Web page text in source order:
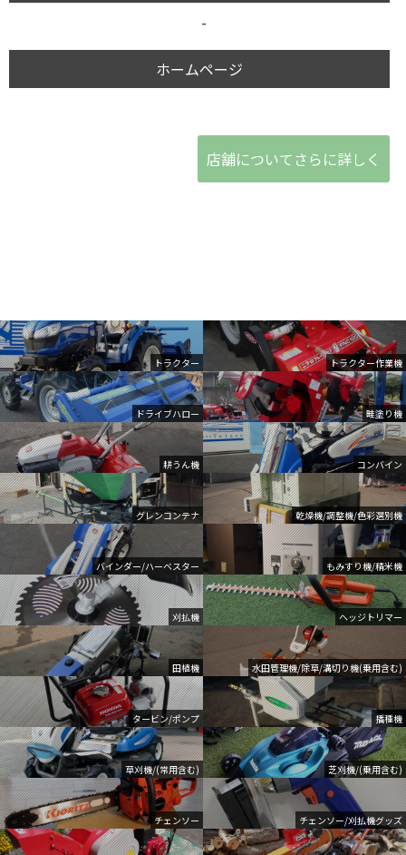
トラクター トラクター作業機
ドライブハロー 畦塗り機
耕うん機 コンバイン
グレンコンテナ 乾燥機/調整機/色彩選別機
バインダー/ハーベスター もみすり機/精米機
刈払機 ヘッジトリマー
田植機 水田管理機/除草/溝切り機(乗用含む)
タービン/ポンプ 播種機
草刈機/(常用含む) 芝刈機/(乗用含む)
チェンソー チェンソー/刈払機グッズ
-
ホームページ
店舗についてさらに詳しく